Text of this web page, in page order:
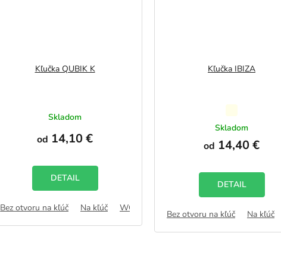
FAB
Kľučka QUBIK K
Skladom
od 14,10 €
DETAIL
Bez otvoru na kľúč Na kľúč WC zámok
Kľučka IBIZA
hodnotenie
produktu
je
z
5
hviezdičiek.
Skladom
od 14,40 €
DETAIL
Bez otvoru na kľúč Na kľúč